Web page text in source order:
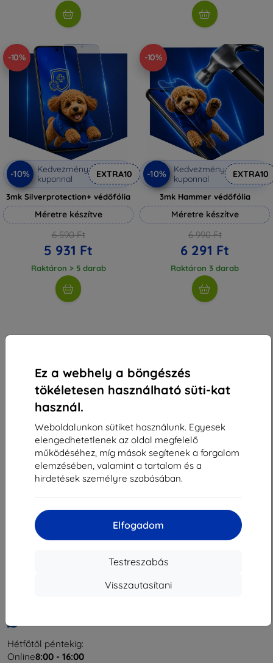
Ez a webhely a böngészés
tökéletesen használható süti-kat
használ.
Weboldalunkon sütiket használunk. Egyesek
elengedhetetlenek az oldal megfelelő
működéséhez, míg mások segítenek a forgalom
elemzésében, valamint a tartalom és a
hirdetések személyre szabásában.
Elfogadom
Testreszabás
Visszautasítani
-10%
-10%
Kedvezmény
kuponnal
EXTRA10
3mk Silverprotection+ védőfólia
Méretre készítve
6 590 Ft
5 931 Ft
Raktáron > 5 darab
-10%
-10%
Kedvezmény
kuponnal
EXTRA10
3mk Hammer védőfólia
Méretre készítve
6 990 Ft
6 291 Ft
Raktáron 3 darab
Shield-Sk s.r.o.
Rudolf Mocka utca 3750/2A
Cégjegyzékszám:
ÁFA-azonosító:
SK2023549671
Hétfőtől péntekig:
Online8:00 - 16:00